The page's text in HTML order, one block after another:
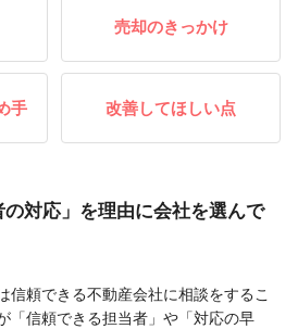
売却のきっかけ
手 改善してほしい点
対応」を理由に会社を選んで
信頼できる不動産会社に相談をするこ
「信頼できる担当者」や「対応の早